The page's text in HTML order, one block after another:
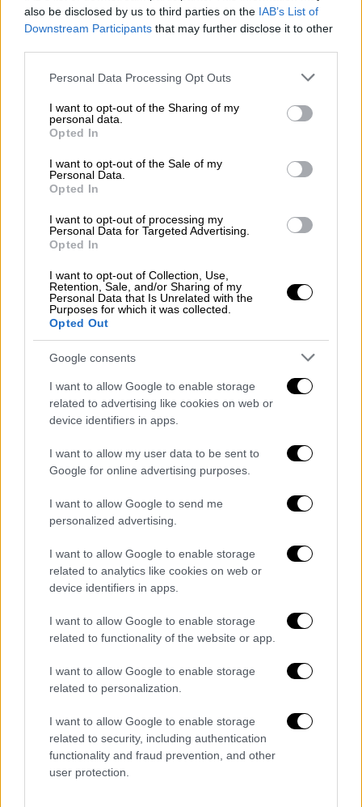
also be disclosed by us to third parties on the IAB’s List of
Downstream Participants that may further disclose it to other
Please note that this website/app uses one or more Google
not limited to your visit or usage behaviour. You may click to
grant or deny consent to Google and its third-party tags to
use your data for below specified purposes in below Google
consent section.
Personal Data Processing Opt Outs
I want to opt-out of the Sharing of my
personal data.
Opted In
I want to opt-out of the Sale of my
Personal Data.
Opted In
I want to opt-out of processing my
Personal Data for Targeted Advertising.
Opted In
I want to opt-out of Collection, Use,
Retention, Sale, and/or Sharing of my
Personal Data that Is Unrelated with the
Purposes for which it was collected.
Opted Out
Google consents
I want to allow Google to enable storage
related to advertising like cookies on web or
device identifiers in apps.
I want to allow my user data to be sent to
Google for online advertising purposes.
I want to allow Google to send me
personalized advertising.
I want to allow Google to enable storage
related to analytics like cookies on web or
device identifiers in apps.
I want to allow Google to enable storage
related to functionality of the website or app.
I want to allow Google to enable storage
related to personalization.
I want to allow Google to enable storage
related to security, including authentication
functionality and fraud prevention, and other
user protection.
Ελλάδα 30.06.2025 08:48
«Ήταν λιπόθυμος και τον κλώτσαγαν»:
Συγκλονίζει ο πατέρας του 15χρονου που
δέχθηκε επίθεση σε λεωφορείο
Δύο «νταήδες» από την παρέα των
τραμπούκων χτυπούσαν τον 15χρονο με
μανία ενώ ήταν λιπόθυμος και έτρεχε το
αίμα από το πόδι του
Ελλάδα|28.06.2025 19:41
Συνελήφθη 16χρονος που επιτέθηκε με
σουγιά σε 15χρονο μέσα σε αστικό
λεωφορείο